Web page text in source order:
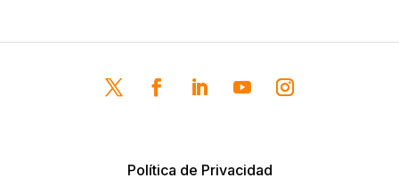
Política de Privacidad